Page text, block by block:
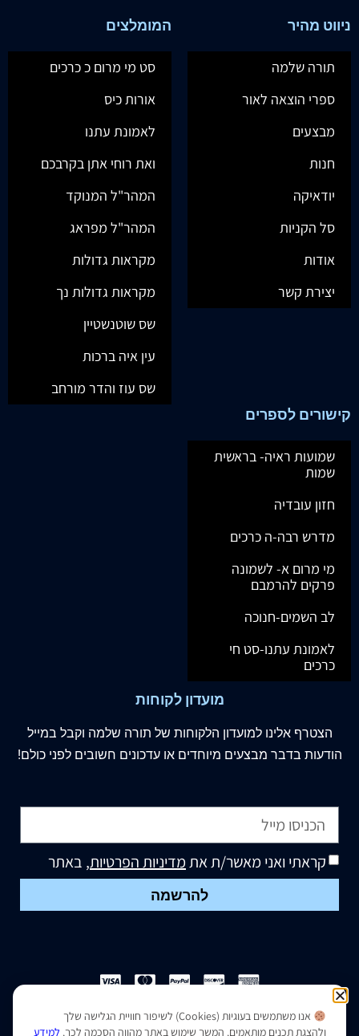
ניווט מהיר
תורה שלמה
ספרי הוצאה לאור
מבצעים
חנות
יודאיקה
סל הקניות
אודות
יצירת קשר
המומלצים
סט מי מרום כ כרכים
אורות כיס
לאמונת עתנו
ואת רוחי אתן בקרבכם
המהר"ל המנוקד
המהר"ל מפראג
מקראות גדולות
מקראות גדולות נך
שס שוטנשטיין
עין איה ברכות
שס עוז והדר מורחב
קישורים לספרים
שמועות ראיה- בראשית
שמות
חזון עובדיה
מדרש רבה-ה כרכים
מי מרום א- לשמונה
פרקים להרמבם
לב השמים-חנוכה
לאמונת עתנו-סט חי
כרכים
מועדון לקוחות
הצטרף אלינו למועדון הלקוחות של תורה שלמה וקבל במייל
הודעות בדבר מבצעים מיוחדים או עדכונים חשובים לפני כולם!
קראתי ואני מאשר/ת אתמדיניות הפרטיות, באתר
להרשמה
הצהרת נגישות|מדיניות פרטיות
אנו משתמשים בעוגיות (Cookies) לשיפור חוויית הגלישה שלך
ולהצגת תכנים מותאמים. המשך שימוש באתר מהווה הסכמה לכך. למידע